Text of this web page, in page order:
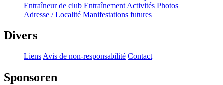
Entraîneur de club Entraînement Activités Photos
Adresse / Localité Manifestations futures
Divers
Liens Avis de non-responsabilité Contact
Sponsoren